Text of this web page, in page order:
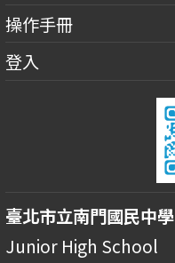
操作手冊
登入
臺北市立南門國民中學
Junior High School